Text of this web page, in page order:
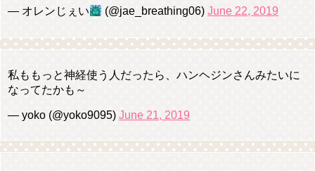
— オレンじぇい (@jae_breathing06)June 22, 2019
私ももっと神経使う人だったら、ハンヘジンさんみたいに
なってたかも～
— yoko (@yoko9095) June 21, 2019